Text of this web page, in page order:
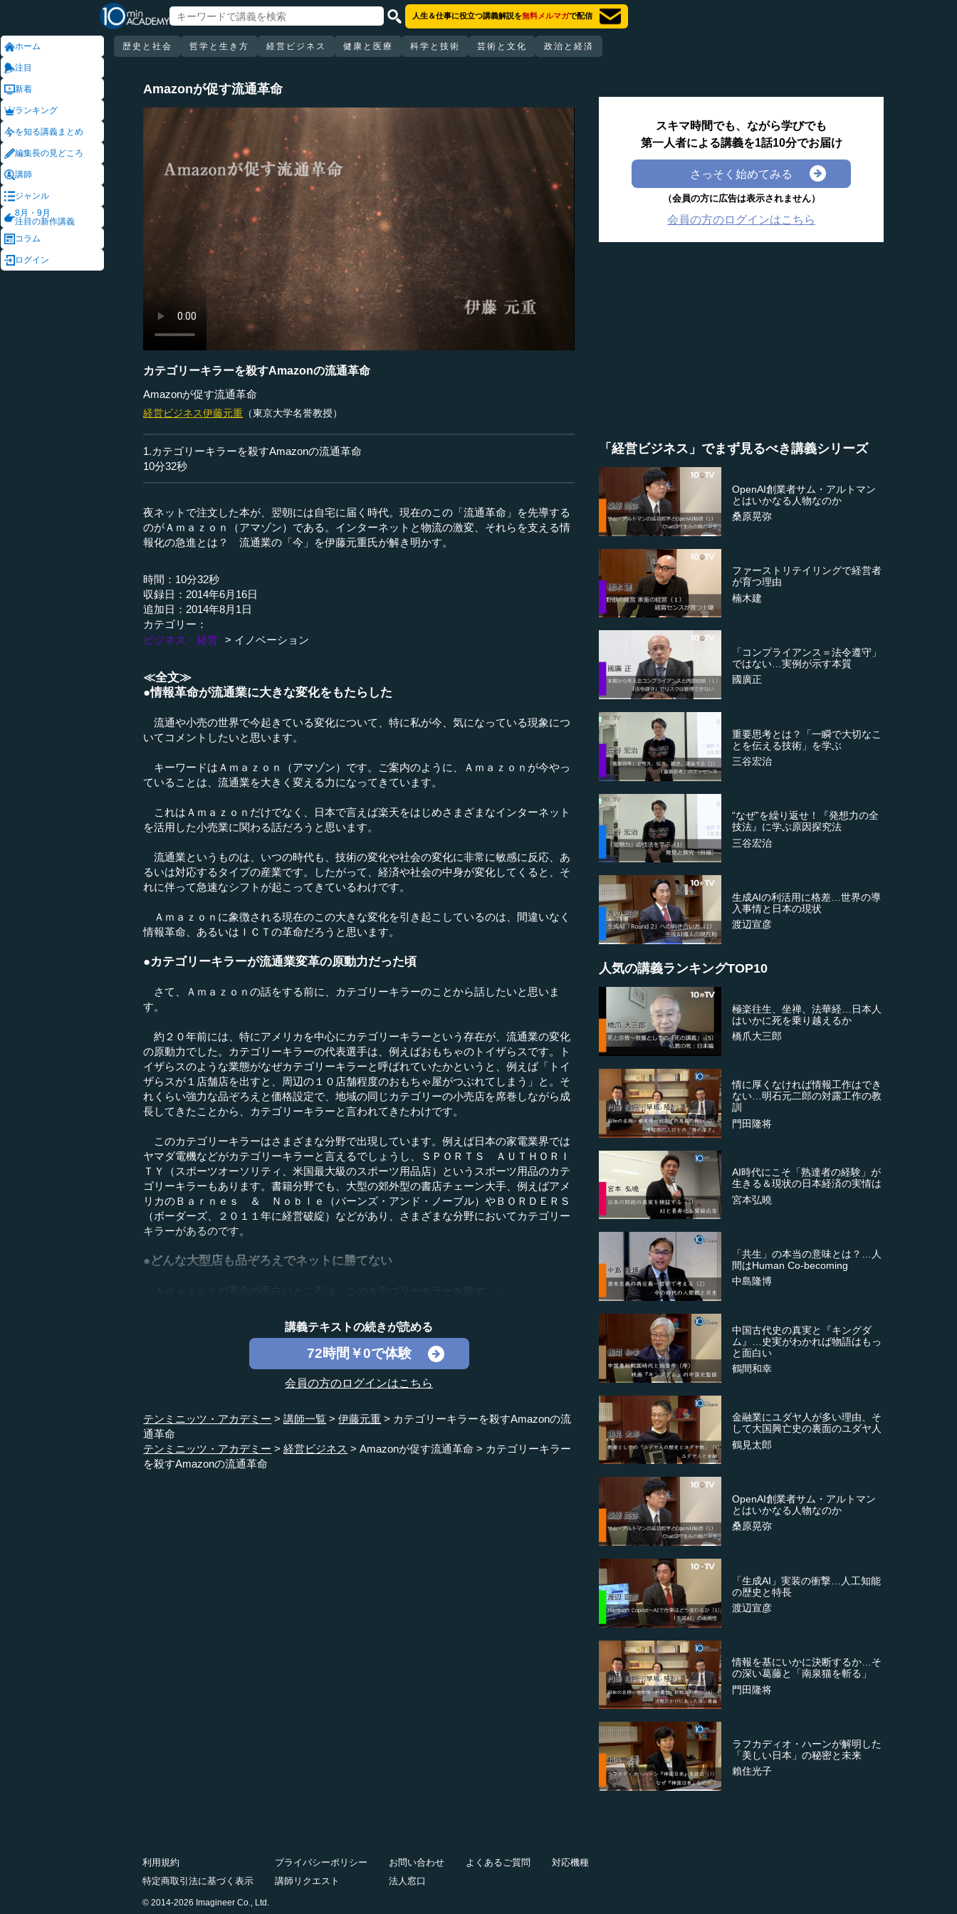
ホーム
注目
新着
ランキング
を知る講義まとめ
編集長の見どころ
講師
ジャンル
8月・9月
注目の新作講義
コラム
ログイン
人生＆仕事に役立つ講義解説を無料メルマガで配信
歴史と社会 哲学と生き方 経営ビジネス 健康と医療 科学と技術 芸術と文化 政治と経済
Amazonが促す流通革命
カテゴリーキラーを殺すAmazonの流通革命
Amazonが促す流通革命
経営ビジネス伊藤元重 （東京大学名誉教授）
1.カテゴリーキラーを殺すAmazonの流通革命
10分32秒
夜ネットで注文した本が、翌朝には自宅に届く時代。現在のこの「流通革命」を先導する
のがＡｍａｚｏｎ（アマゾン）である。インターネットと物流の激変、それらを支える情
報化の急進とは？ 流通業の「今」を伊藤元重氏が解き明かす。
時間：10分32秒
収録日：2014年6月16日
追加日：2014年8月1日
カテゴリー：
ビジネス・経営
イノベーション
≪全文≫
●情報革命が流通業に大きな変化をもたらした
流通や小売の世界で今起きている変化について、特に私が今、気になっている現象につ
いてコメントしたいと思います。
キーワードはＡｍａｚｏｎ（アマゾン）です。ご案内のように、Ａｍａｚｏｎが今やっ
ていることは、流通業を大きく変える力になってきています。
これはＡｍａｚｏｎだけでなく、日本で言えば楽天をはじめさまざまなインターネット
を活用した小売業に関わる話だろうと思います。
流通業というものは、いつの時代も、技術の変化や社会の変化に非常に敏感に反応、あ
るいは対応するタイプの産業です。したがって、経済や社会の中身が変化してくると、そ
れに伴って急速なシフトが起こってきているわけです。
Ａｍａｚｏｎに象徴される現在のこの大きな変化を引き起こしているのは、間違いなく
情報革命、あるいはＩＣＴの革命だろうと思います。
●カテゴリーキラーが流通業変革の原動力だった頃
さて、Ａｍａｚｏｎの話をする前に、カテゴリーキラーのことから話したいと思いま
す。
約２０年前には、特にアメリカを中心にカテゴリーキラーという存在が、流通業の変化
の原動力でした。カテゴリーキラーの代表選手は、例えばおもちゃのトイザらスです。ト
イザらスのような業態がなぜカテゴリーキラーと呼ばれていたかというと、例えば「トイ
ザらスが１店舗店を出すと、周辺の１０店舗程度のおもちゃ屋がつぶれてしまう」と。そ
れくらい強力な品ぞろえと価格設定で、地域の同じカテゴリーの小売店を席巻しながら成
長してきたことから、カテゴリーキラーと言われてきたわけです。
このカテゴリーキラーはさまざまな分野で出現しています。例えば日本の家電業界では
ヤマダ電機などがカテゴリーキラーと言えるでしょうし、ＳＰＯＲＴＳ ＡＵＴＨＯＲＩ
ＴＹ（スポーツオーソリティ、米国最大級のスポーツ用品店）というスポーツ用品のカテ
ゴリーキラーもあります。書籍分野でも、大型の郊外型の書店チェーン大手、例えばアメ
リカのＢａｒｎｅｓ ＆ Ｎｏｂｌｅ（バーンズ・アンド・ノーブル）やＢＯＲＤＥＲＳ
（ボーダーズ、２０１１年に経営破綻）などがあり、さまざまな分野においてカテゴリー
キラーがあるのです。
●どんな大型店も品ぞろえでネットに勝てない
講義テキストの続きが読める
72時間￥0で体験
会員の方のログインはこちら
テンミニッツ・アカデミー 講師一覧 伊藤元重
カテゴリーキラーを殺すAmazonの流
通革命
テンミニッツ・アカデミー
経営ビジネス Amazonが促す流通革命
カテゴリーキラー
を殺すAmazonの流通革命
スキマ時間でも、ながら学びでも
第一人者による講義を1話10分でお届け
さっそく始めてみる
（会員の方に広告は表示されません）
会員の方のログインはこちら
「経営ビジネス」でまず見るべき講義シリーズ
OpenAI創業者サム・アルトマン
とはいかなる人物なのか
桑原晃弥
ファーストリテイリングで経営者
が育つ理由
楠木建
「コンプライアンス＝法令遵守」
ではない…実例が示す本質
國廣正
重要思考とは？「一瞬で大切なこ
とを伝える技術」を学ぶ
三谷宏治
“なぜ”を繰り返せ！『発想力の全
技法』に学ぶ原因探究法
三谷宏治
生成AIの利活用に格差…世界の導
入事情と日本の現状
渡辺宣彦
人気の講義ランキングTOP10
極楽往生、坐禅、法華経…日本人
はいかに死を乗り越えるか
橋爪大三郎
情に厚くなければ情報工作はでき
ない…明石元二郎の対露工作の教
訓
門田隆将
AI時代にこそ「熟達者の経験」が
生きる＆現状の日本経済の実情は
宮本弘曉
「共生」の本当の意味とは？…人
間はHuman Co-becoming
中島隆博
中国古代史の真実と『キングダ
ム』…史実がわかれば物語はもっ
と面白い
鶴間和幸
金融業にユダヤ人が多い理由、そ
して大国興亡史の裏面のユダヤ人
鶴見太郎
OpenAI創業者サム・アルトマン
とはいかなる人物なのか
桑原晃弥
「生成AI」実装の衝撃…人工知能
の歴史と特長
渡辺宣彦
情報を基にいかに決断するか…そ
の深い葛藤と「南泉猫を斬る」
門田隆将
ラフカディオ・ハーンが解明した
「美しい日本」の秘密と未来
賴住光子
利用規約 プライバシーポリシー お問い合わせ よくあるご質問
対応機種
特定商取引法に基づく表示
講師リクエスト 法人窓口
© 2014-2026 Imagineer Co., Ltd.